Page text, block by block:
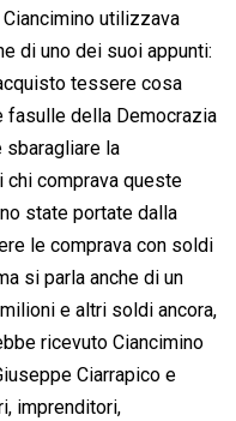
Ciancimino utilizzava
di uno dei suoi appunti:
tessere cosa
fasulle della Democrazia
sbaragliare la
chi comprava queste
state portate dalla
le comprava con soldi
si parla anche di un
e altri soldi ancora,
ricevuto Ciancimino
Ciarrapico e
imprenditori,